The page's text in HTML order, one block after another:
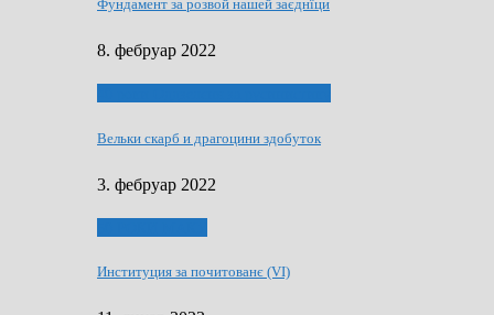
Фундамент за розвой нашей заєднїци
8. фебруар 2022
Вельки скарб и драгоцини здобуток
3. фебруар 2022
Институция за почитованє (VI)